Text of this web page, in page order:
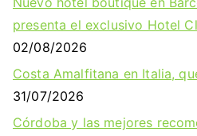
presenta el exclusivo Hotel
02/08/2026
Costa Amalfitana en Italia,
31/07/2026
Córdoba y las mejores